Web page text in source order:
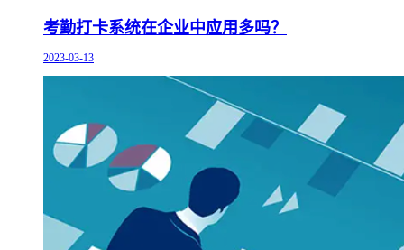
考勤打卡系统在企业中应用多吗？
2023-03-13